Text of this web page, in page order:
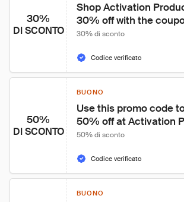
30%
DI SCONTO
Shop Activation
30% off with the
30% di sconto
Codice verificato
50%
DI SCONTO
BUONO
Use this promo code
50% off at Activation
50% di sconto
Codice verificato
BUONO